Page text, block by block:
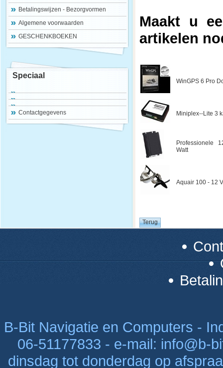
Betalingswijzen - Bezorgvormen
Algemene voorwaarden
GESCHENKBOEKEN
Speciaal
Contactgegevens
Maakt u
artikelen
WinGPS 6 Pro
Miniplex--Lite 3
Professionele
Watt
Aquair 100 - 12
B-Bit Navigatie en Computers -
06-51177833 - e-mail: info@b-
dinsdag tot donderdag op